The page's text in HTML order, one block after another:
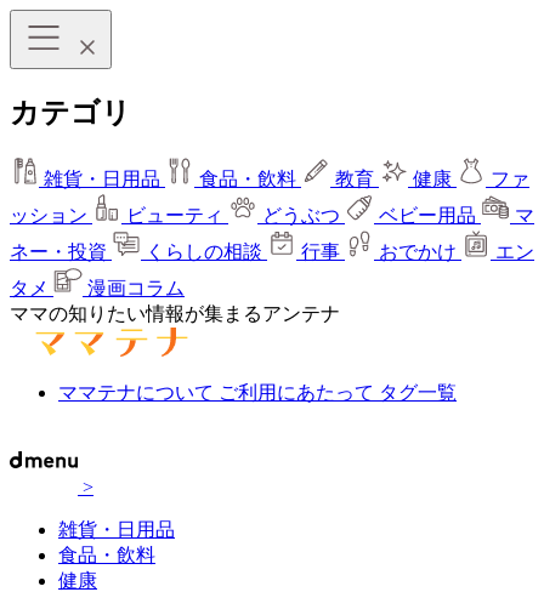
カテゴリ
雑貨・日用品 食品・飲料 教育 健康
ファ
ッション
ビューティ どうぶつ ベビー用品
マ
ネー・投資
くらしの相談 行事 おでかけ
エン
タメ
漫画コラム
ママの知りたい情報が集まるアンテナ
ママテナについて ご利用にあたって タグ一覧
>
雑貨・日用品
食品・飲料
健康